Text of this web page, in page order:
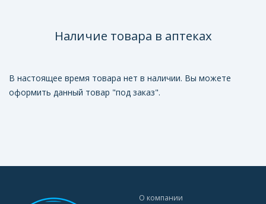
Наличие товара в аптеках
В настоящее время товара нет в наличии. Вы можете
оформить данный товар "под заказ".
О компании